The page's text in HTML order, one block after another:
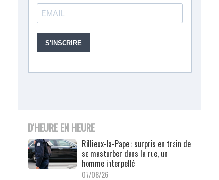
D'HEURE EN HEURE
Rillieux-la-Pape : surpris en train de
se masturber dans la rue, un
homme interpellé
07/08/26